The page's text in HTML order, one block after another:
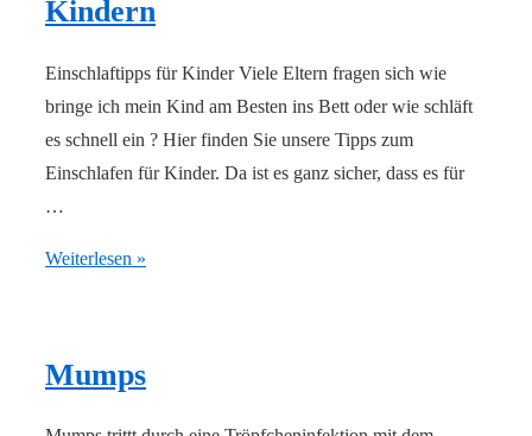
Kindern
Einschlaftipps für Kinder Viele Eltern fragen sich wie
bringe ich mein Kind am Besten ins Bett oder wie schläft
es schnell ein ? Hier finden Sie unsere Tipps zum
Einschlafen für Kinder. Da ist es ganz sicher, dass es für
…
Tipps
Kindern
Weiterlesen »
Mumps